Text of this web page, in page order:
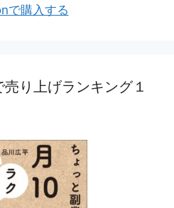
で購入する
り上げランキング１